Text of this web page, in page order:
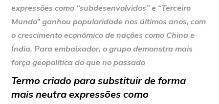
expressões como “subdesenvolvidos” e “Terceiro
Mundo” ganhou popularidade nos últimos anos, com
o crescimento econômico de nações como China e
Índia. Para embaixador, o grupo demonstra mais
força geopolítica do que no passado
Termo criado para substituir de forma
mais neutra expressões como